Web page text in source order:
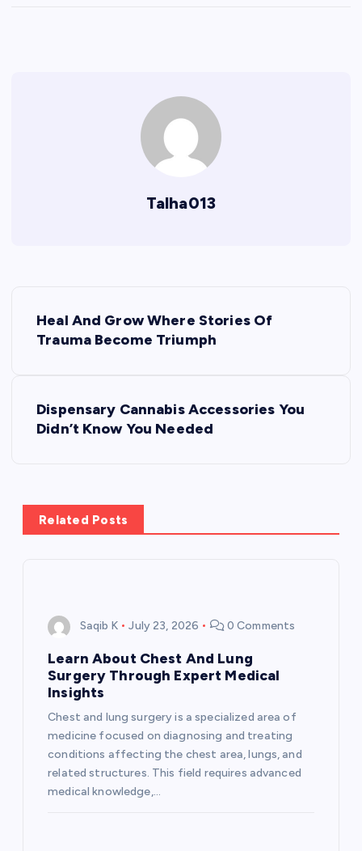
Talha013
a
v
Heal And Grow Where Stories Of
Trauma Become Triumph
Dispensary Cannabis Accessories You
Didn’t Know You Needed
Related Posts
Saqib K July 23, 2026 0 Comments
Learn About Chest And Lung
Surgery Through Expert Medical
Insights
Chest and lung surgery is a specialized area of
medicine focused on diagnosing and treating
conditions affecting the chest area, lungs, and
related structures. This field requires advanced
medical knowledge,…